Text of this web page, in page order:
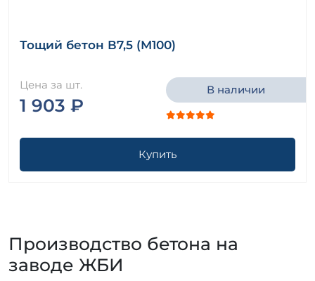
Тощий бетон В7,5 (М100)
Цена за шт.
1 903 ₽
В наличии
Купить
Производство бетона на
заводе ЖБИ